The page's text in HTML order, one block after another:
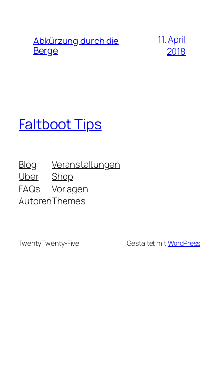
Abkürzung durch die
Berge
11. April
2018
Faltboot Tips
Blog
Über
FAQs
Autoren
Veranstaltungen
Shop
Vorlagen
Themes
Twenty Twenty-Five Gestaltet mitWordPress